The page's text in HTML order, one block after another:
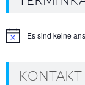
HinweisEs sind keine